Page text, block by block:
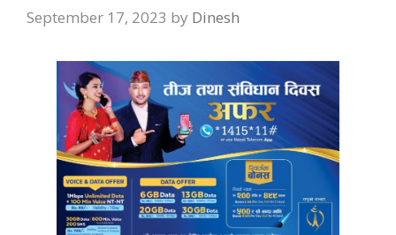
September 17, 2023 by Dinesh